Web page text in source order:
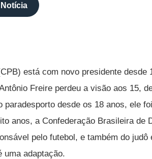
está com novo presidente desde
Freire perdeu a visão aos 15,
paradesporto desde os 18 anos, ele
anos, a Confederação Brasileira de
pelo futebol, e também do judô
uma adaptação.